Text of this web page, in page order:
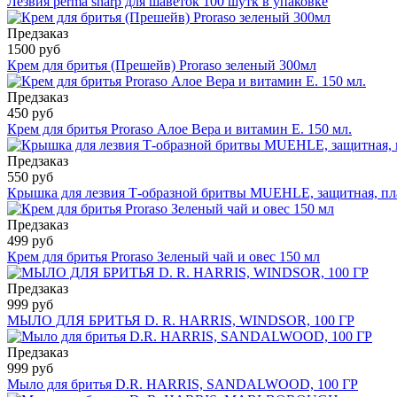
Предзаказ
1500 руб
Крем для бритья (Прешейв) Proraso зеленый 300мл
Предзаказ
450 руб
Крем для бритья Proraso Алое Вера и витамин Е. 150 мл.
Предзаказ
550 руб
Крышка для лезвия Т-образной бритвы MUEHLE, защитная,
Предзаказ
499 руб
Крем для бритья Proraso Зеленый чай и овес 150 мл
Предзаказ
999 руб
МЫЛО ДЛЯ БРИТЬЯ D. R. HARRIS, WINDSOR, 100 ГР
Предзаказ
999 руб
Мыло для бритья D.R. HARRIS, SANDALWOOD, 100 ГР